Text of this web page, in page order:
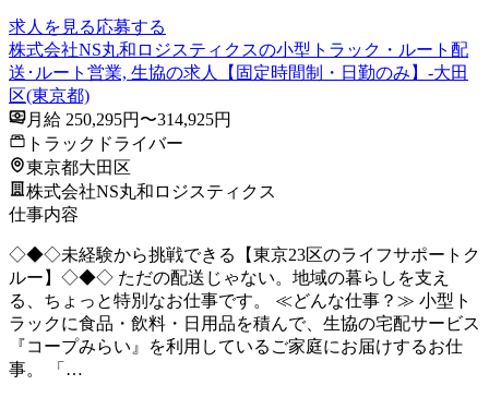
求人を見る応募する
株式会社NS丸和ロジスティクスの小型トラック・ルート配
送･ルート営業, 生協の求人【固定時間制・日勤のみ】-大田
区(東京都)
月給 250,295円〜314,925円
トラックドライバー
東京都大田区
株式会社NS丸和ロジスティクス
仕事内容
◇◆◇未経験から挑戦できる【東京23区のライフサポートク
ルー】◇◆◇ ただの配送じゃない。地域の暮らしを支え
る、ちょっと特別なお仕事です。 ≪どんな仕事？≫ 小型ト
ラックに食品・飲料・日用品を積んで、生協の宅配サービス
『コープみらい』を利用しているご家庭にお届けするお仕
事。 「…